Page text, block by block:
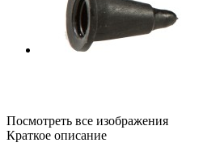
Посмотреть все изображения
Краткое описание